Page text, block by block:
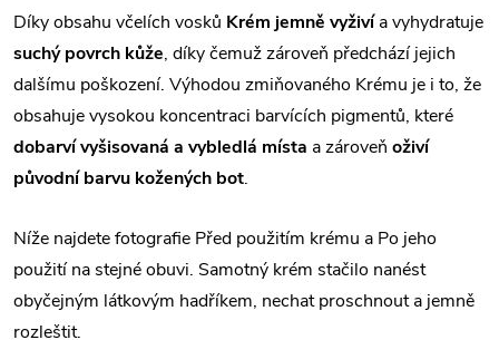
Díky obsahu včelích vosků Krém jemně vyživía vyhydratuje
suchý povrch kůže, díky čemuž zároveň předchází jejich
dalšímu poškození. Výhodou zmiňovaného Krému je i to, že
obsahuje vysokou koncentraci barvících pigmentů, které
dobarví vyšisovaná a vybledlá místa a zároveň oživí
původní barvu kožených bot.
Níže najdete fotografie Před použitím krému a Po jeho
použití na stejné obuvi. Samotný krém stačilo nanést
obyčejným látkovým hadříkem, nechat proschnout a jemně
rozleštit.